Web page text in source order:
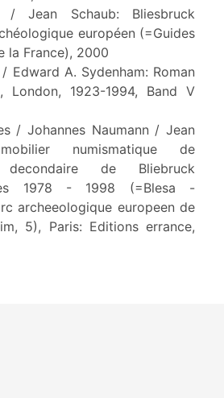
/ Jean Schaub: Bliesbruck
européen (=Guides
la France), 2000
Edward A. Sydenham: Roman
London, 1923-1994, Band V
/ Johannes Naumann / Jean
numismatique de
decondaire de Bliebruck
1978 - 1998 (=Blesa -
archeeologique europeen de
5), Paris: Editions errance,